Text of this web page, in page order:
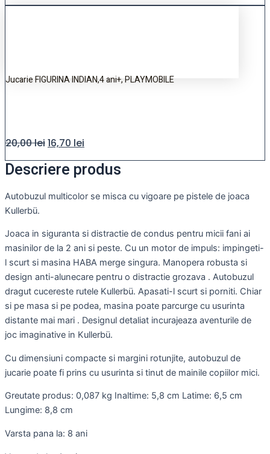
Jucarie FIGURINA INDIAN,4 ani+, PLAYMOBILE
20,00lei16,70 lei
Descriere produs
Autobuzul multicolor se misca cu vigoare pe pistele de joaca
Kullerbü.
Joaca in siguranta si distractie de condus pentru micii fani ai
masinilor de la 2 ani si peste. Cu un motor de impuls: impingeti-
l scurt si masina HABA merge singura. Manopera robusta si
design anti-alunecare pentru o distractie grozava . Autobuzul
dragut cucereste rutele Kullerbü. Apasati-l scurt si porniti. Chiar
si pe masa si pe podea, masina poate parcurge cu usurinta
distante mai mari . Designul detaliat incurajeaza aventurile de
joc imaginative in Kullerbü.
Cu dimensiuni compacte si margini rotunjite, autobuzul de
jucarie poate fi prins cu usurinta si tinut de mainile copiilor mici.
Greutate produs: 0,087 kg Inaltime: 5,8 cm Latime: 6,5 cm
Lungime: 8,8 cm
Varsta pana la: 8 ani